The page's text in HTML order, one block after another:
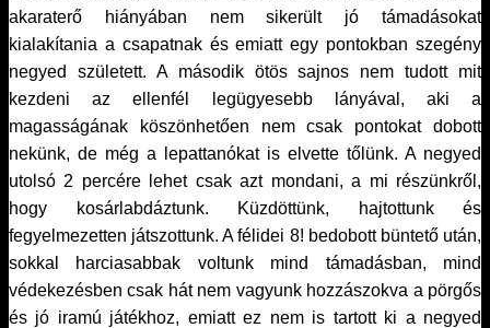
akaraterő hiányában nem sikerült jó támadásokat
kialakítania a csapatnak és emiatt egy pontokban szegény
negyed született. A második ötös sajnos nem tudott mit
kezdeni az ellenfél legügyesebb lányával, aki a
magasságának köszönhetően nem csak pontokat dobott
nekünk, de még a lepattanókat is elvette tőlünk. A negyed
utolsó 2 percére lehet csak azt mondani, a mi részünkről,
hogy kosárlabdáztunk. Küzdöttünk, hajtottunk és
fegyelmezetten játszottunk. A félidei 8! bedobott büntető után,
sokkal harciasabbak voltunk mind támadásban, mind
védekezésben csak hát nem vagyunk hozzászokva a pörgős
és jó iramú játékhoz, emiatt ez nem is tartott ki a negyed